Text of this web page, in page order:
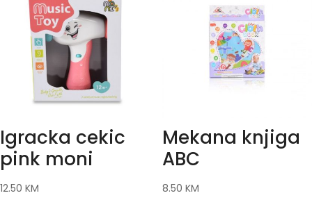
Igracka cekic
pink moni
12.50 KM
Mekana knjiga
ABC
8.50 KM